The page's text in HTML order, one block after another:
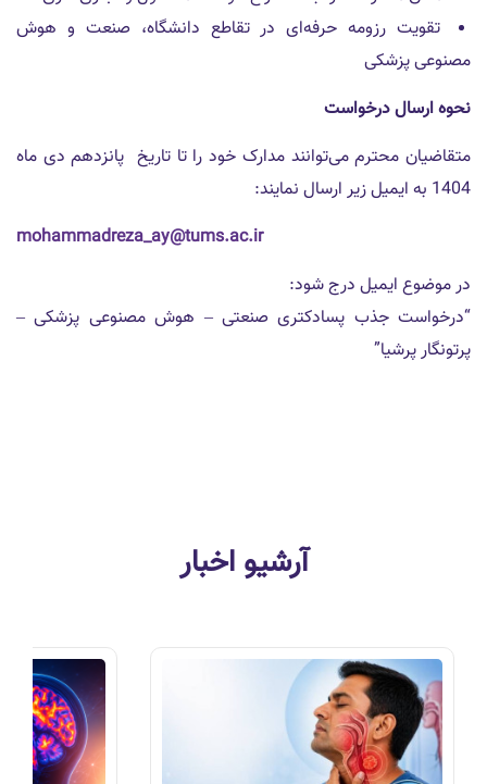
تقویت رزومه حرفه‌ای در تقاطع دانشگاه، صنعت و هوش
مصنوعی پزشکی
نحوه ارسال درخواست
متقاضیان محترم می‌توانند مدارک خود را تا تاریخ پانزدهم دی ماه
1404 به ایمیل زیر ارسال نمایند:
mohammadreza_ay@tums.ac.ir
در موضوع ایمیل درج شود:
“درخواست جذب پسادکتری صنعتی – هوش مصنوعی پزشکی –
پرتونگار پرشیا”
آرشیو اخبار